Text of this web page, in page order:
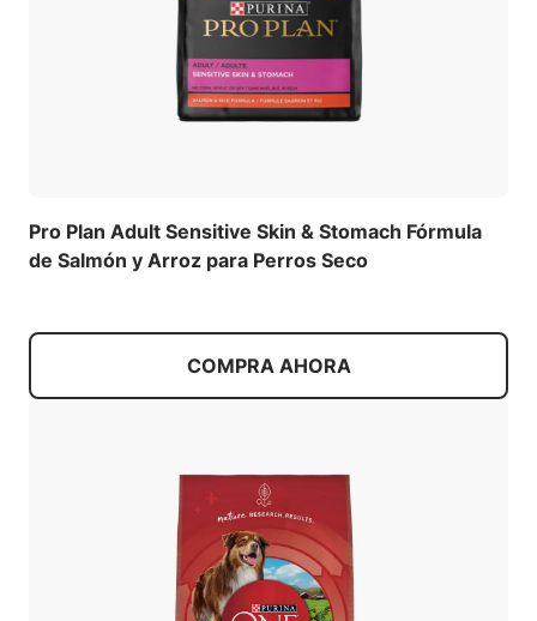
Pro Plan Adult Sensitive Skin & Stomach Fórmula
de Salmón y Arroz para Perros Seco
COMPRA AHORA